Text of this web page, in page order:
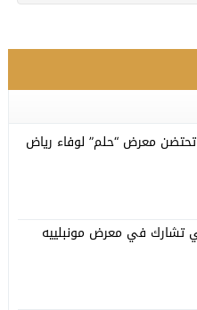
تحتضن معرض “حلم” لوفاء رياض
تشارك في معرض مونبلييه